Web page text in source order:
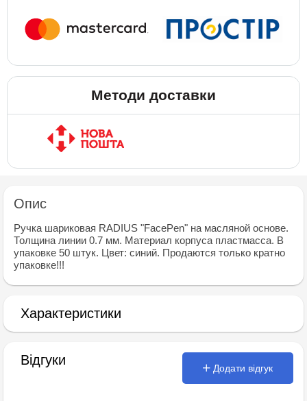
Методи доставки
Опис
Ручка шариковая RADIUS "FaсePen" на масляной основе.
Толщина линии 0.7 мм. Материал корпуса пластмасса. В
упаковке 50 штук. Цвет: синий. Продаются только кратно
упаковке!!!
Характеристики
Відгуки
Додати відгук